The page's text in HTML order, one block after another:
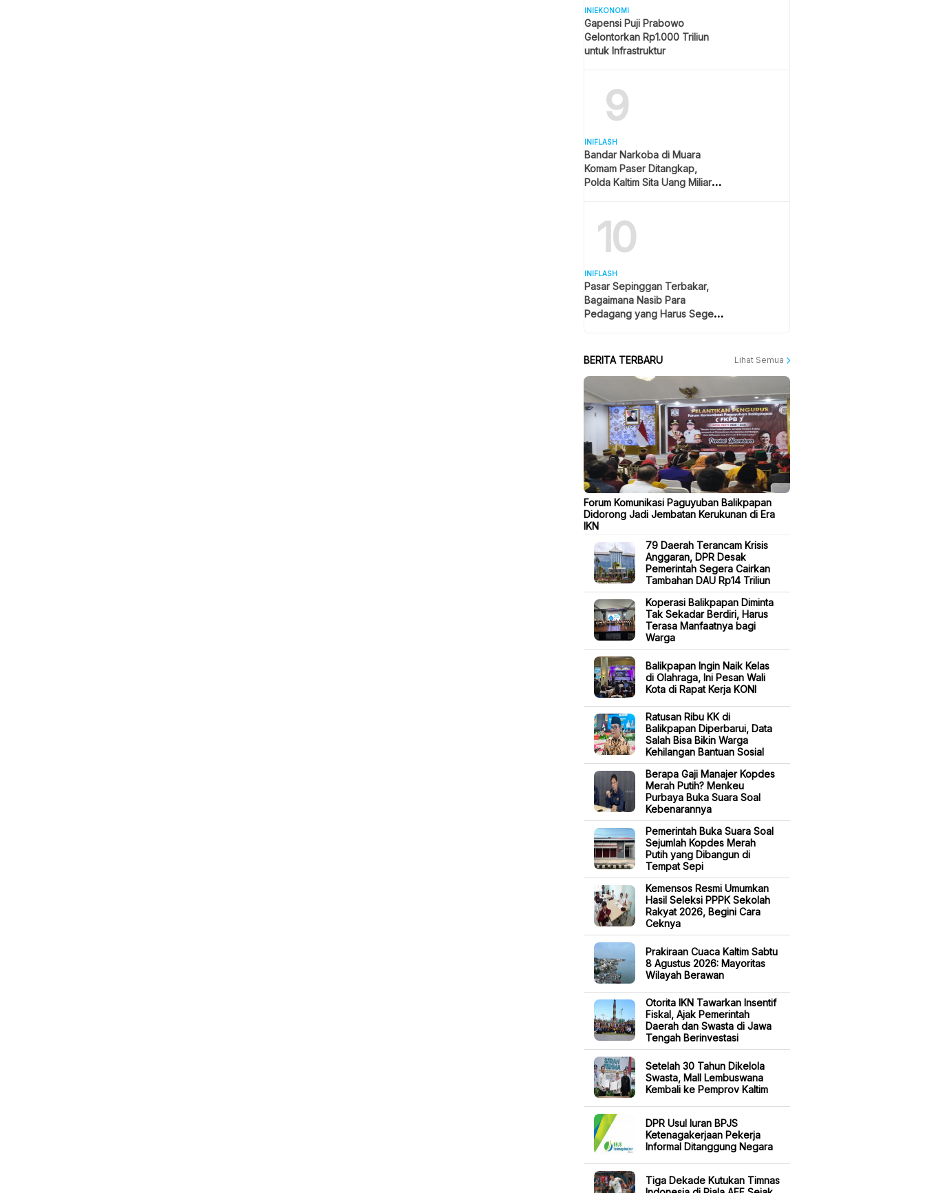
INIEKONOMI
Gapensi Puji Prabowo
Gelontorkan Rp1.000 Triliun
untuk Infrastruktur
9
INIFLASH
Bandar Narkoba di Muara
Komam Paser Ditangkap,
Polda Kaltim Sita Uang Miliaran
10
INIFLASH
Pasar Sepinggan Terbakar,
Bagaimana Nasib Para
Pedagang yang Harus Segera
BERITA TERBARU Lihat Semua
Forum Komunikasi Paguyuban Balikpapan
Didorong Jadi Jembatan Kerukunan di Era
IKN
79 Daerah Terancam Krisis
Anggaran, DPR Desak
Pemerintah Segera Cairkan
Tambahan DAU Rp14 Triliun
Koperasi Balikpapan Diminta
Tak Sekadar Berdiri, Harus
Terasa Manfaatnya bagi
Warga
Balikpapan Ingin Naik Kelas
di Olahraga, Ini Pesan Wali
Kota di Rapat Kerja KONI
Ratusan Ribu KK di
Balikpapan Diperbarui, Data
Salah Bisa Bikin Warga
Kehilangan Bantuan Sosial
Berapa Gaji Manajer Kopdes
Merah Putih? Menkeu
Purbaya Buka Suara Soal
Kebenarannya
Pemerintah Buka Suara Soal
Sejumlah Kopdes Merah
Putih yang Dibangun di
Tempat Sepi
Kemensos Resmi Umumkan
Hasil Seleksi PPPK Sekolah
Rakyat 2026, Begini Cara
Ceknya
Prakiraan Cuaca Kaltim Sabtu
8 Agustus 2026: Mayoritas
Wilayah Berawan
Otorita IKN Tawarkan Insentif
Fiskal, Ajak Pemerintah
Daerah dan Swasta di Jawa
Tengah Berinvestasi
Setelah 30 Tahun Dikelola
Swasta, Mall Lembuswana
Kembali ke Pemprov Kaltim
DPR Usul Iuran BPJS
Ketenagakerjaan Pekerja
Informal Ditanggung Negara
Tiga Dekade Kutukan Timnas